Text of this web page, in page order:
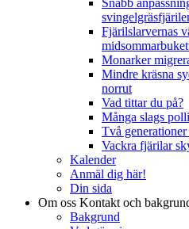
Fjärilslarvernas
Monarker
Mindre kräsna
norrut
Vad tittar du på?
Många slags
Två
Vackra fjärilar
Kalender
Anmäl dig här!
Din sida
Om oss Kontakt och
Bakgrund